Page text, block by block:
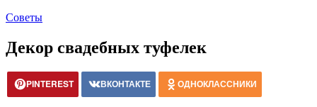
Советы
Декор свадебных туфелек
PINTEREST ВКОНТАКТЕ ОДНОКЛАССНИКИ